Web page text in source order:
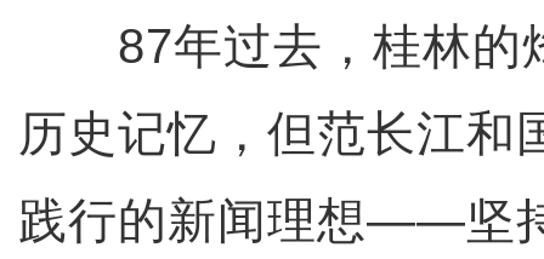
87年过去，桂林的
历史记忆，但范长江和
践行的新闻理想——坚